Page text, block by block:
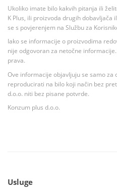
Ukoliko imate bilo kakvih pitanja ili
K Plus, ili proizvoda drugih
se s povjerenjem na Službu za
Iako se informacije o proizvodima
nije odgovoran za netočne
prava.
Ove informacije objavljuju se samo
reproducirati na bilo koji način bez
d.o.o. niti bez pisane potvrde.
Konzum plus d.o.o.
Usluge